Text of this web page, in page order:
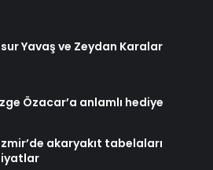
Yavaş ve Zeydan Karalar
Özacar’a anlamlı hediye
akaryakıt tabelaları